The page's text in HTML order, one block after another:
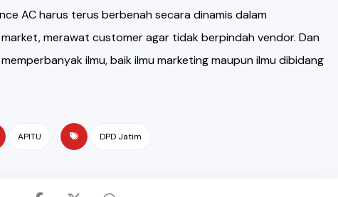
AC harus terus berbenah secara dinamis dalam
merawat customer agar tidak berpindah vendor. Dan
ilmu, baik ilmu marketing maupun ilmu dibidang
APITU DPD Jatim